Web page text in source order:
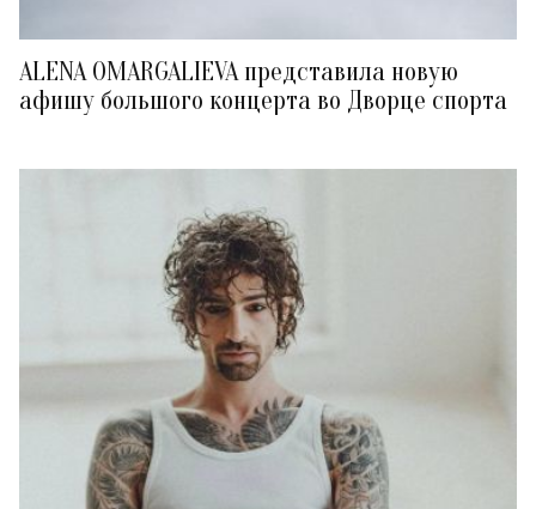
ALENA OMARGALIEVA представила новую
афишу большого концерта во Дворце спорта